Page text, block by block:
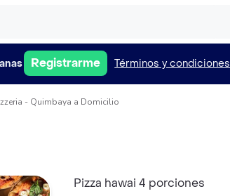
Registrarme Términos y condiciones
- Quimbaya a Domicilio
Pizza hawai 4 porciones